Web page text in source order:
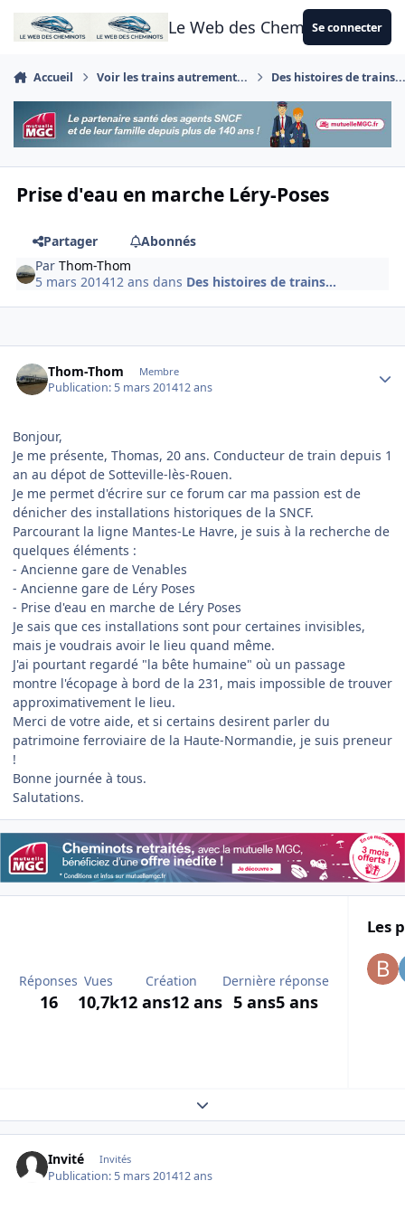
Aller au contenu
Le Web des CheminotsSe connecter
Accueil Voir les trains autrement... Des histoires de
Prise d'eau en marche Léry-Poses
Partager
Abonnés
ParThom-Thom
5 mars 201412 ans dans Des histoires de trains...
Thom-Thom Membre
Publication: 5 mars 201412 ans
Bonjour,
Je me présente, Thomas, 20 ans. Conducteur de train depuis 1
an au dépot de Sotteville-lès-Rouen.
Je me permet d'écrire sur ce forum car ma passion est de
dénicher des installations historiques de la SNCF.
Parcourant la ligne Mantes-Le Havre, je suis à la recherche de
quelques éléments :
- Ancienne gare de Venables
- Ancienne gare de Léry Poses
- Prise d'eau en marche de Léry Poses
Je sais que ces installations sont pour certaines invisibles,
mais je voudrais avoir le lieu quand même.
J'ai pourtant regardé "la bête humaine" où un passage
montre l'écopage à bord de la 231, mais impossible de trouver
approximativement le lieu.
Merci de votre aide, et si certains desirent parler du
patrimoine ferroviaire de la Haute-Normandie, je suis preneur
!
Bonne journée à tous.
Salutations.
Réponses
16
Vues
10,7k
Création
12 ans12 ans
Dernière réponse
5 ans5 ans
Les
Expand topic overview
Invité Invités
Publication: 5 mars 201412 ans